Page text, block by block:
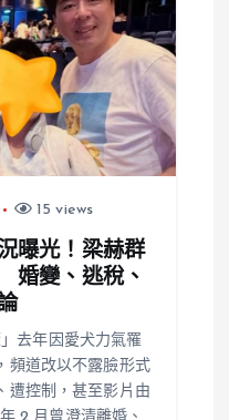
15 views
曝光！梁赫群
婚變、逃稅、
去年因愛犬力氣罹
頻道改以不露臉形式
遭控制，甚至影片由